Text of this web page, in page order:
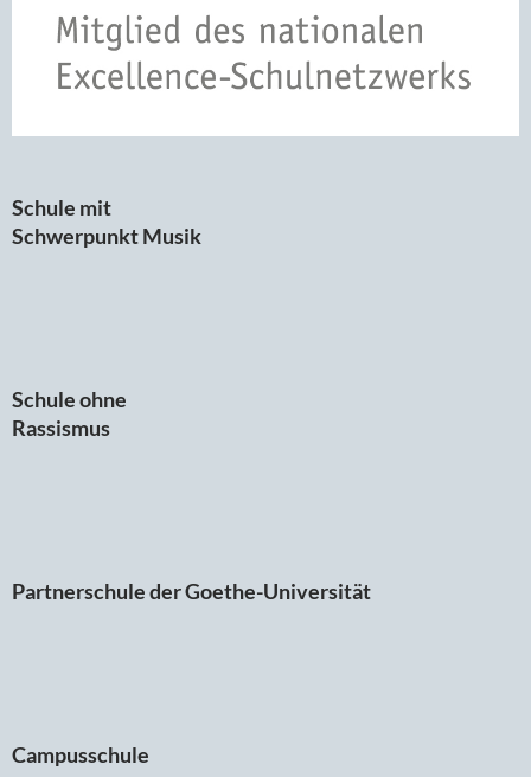
Schule mit
Schwerpunkt Musik
Schule ohne
Rassismus
Partnerschule der Goethe-Universität
Campusschule